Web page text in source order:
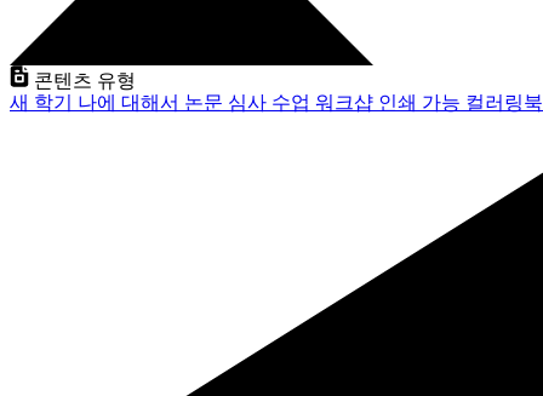
콘텐츠 유형
새 학기 나에 대해서 논문 심사 수업 워크샵 인쇄 가능 컬러링북